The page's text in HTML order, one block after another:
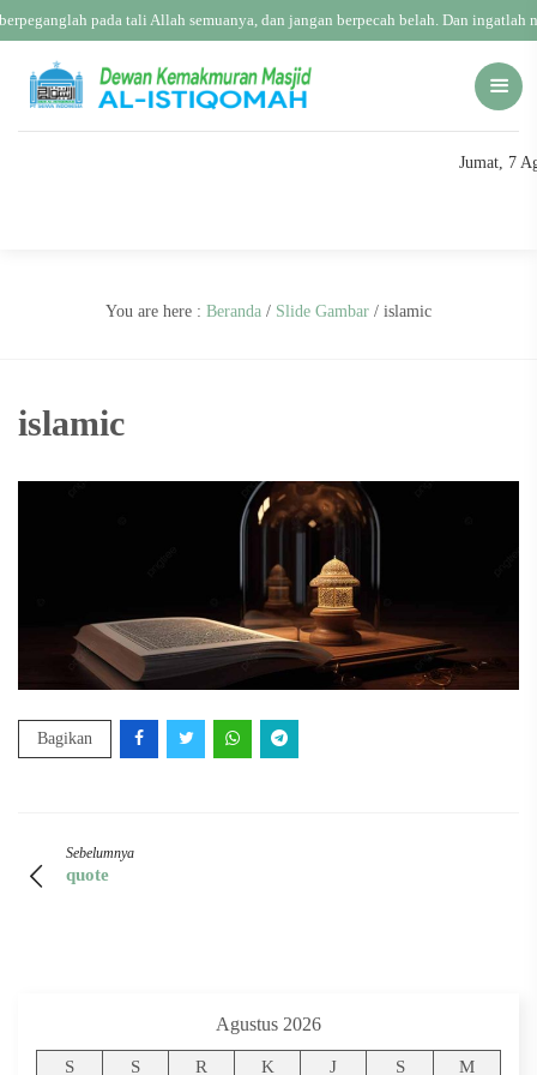
pada tali Allah semuanya, dan jangan berpecah belah. Dan
Jumat, 7
You are here : Beranda / Slide Gambar / islamic
islamic
Bagikan
Sebelumnya
quote
Agustus 2026
S S R K J S M